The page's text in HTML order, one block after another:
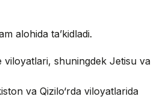
alohida ta’kidladi.
viloyatlari, shuningdek Jetisu va
va Qizilo‘rda viloyatlarida